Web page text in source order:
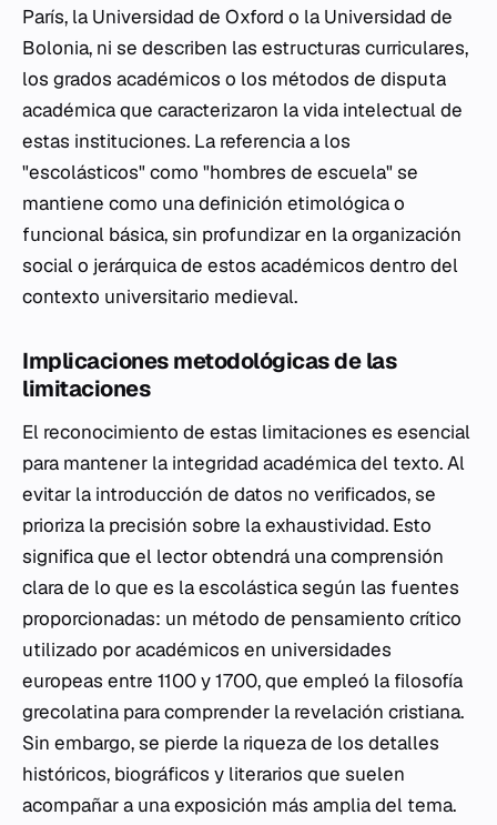
París, la Universidad de Oxford o la Universidad de
Bolonia, ni se describen las estructuras curriculares,
los grados académicos o los métodos de disputa
académica que caracterizaron la vida intelectual de
estas instituciones. La referencia a los
"escolásticos" como "hombres de escuela" se
mantiene como una definición etimológica o
funcional básica, sin profundizar en la organización
social o jerárquica de estos académicos dentro del
contexto universitario medieval.
Implicaciones metodológicas de las
limitaciones
El reconocimiento de estas limitaciones es esencial
para mantener la integridad académica del texto. Al
evitar la introducción de datos no verificados, se
prioriza la precisión sobre la exhaustividad. Esto
significa que el lector obtendrá una comprensión
clara de lo que es la escolástica según las fuentes
proporcionadas: un método de pensamiento crítico
utilizado por académicos en universidades
europeas entre 1100 y 1700, que empleó la filosofía
grecolatina para comprender la revelación cristiana.
Sin embargo, se pierde la riqueza de los detalles
históricos, biográficos y literarios que suelen
acompañar a una exposición más amplia del tema.